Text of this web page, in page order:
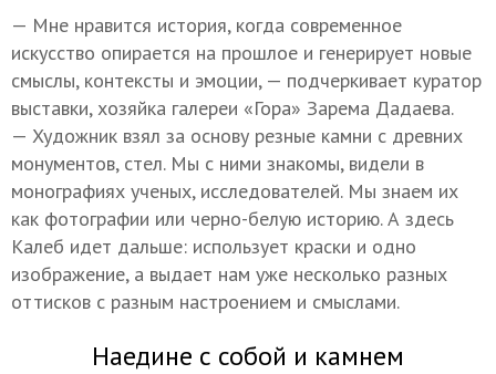
— Мне нравится история, когда современное
искусство опирается на прошлое и генерирует новые
смыслы, контексты и эмоции, — подчеркивает куратор
выставки, хозяйка галереи «Гора» Зарема Дадаева.
— Художник взял за основу резные камни с древних
монументов, стел. Мы с ними знакомы, видели в
монографиях ученых, исследователей. Мы знаем их
как фотографии или черно-белую историю. А здесь
Калеб идет дальше: использует краски и одно
изображение, а выдает нам уже несколько разных
оттисков с разным настроением и смыслами.
Наедине с собой и камнем